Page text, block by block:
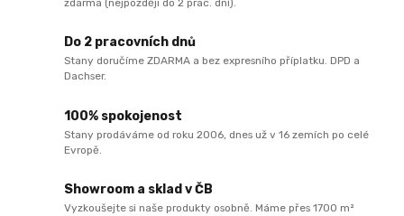
zdarma (nejpozději do 2 prac. dní).
Do 2 pracovních dnů
Stany doručíme ZDARMA a bez expresního příplatku. DPD a
Dachser.
100% spokojenost
Stany prodáváme od roku 2006, dnes už v 16 zemích po celé
Evropě.
Showroom a sklad v ČB
Vyzkoušejte si naše produkty osobně. Máme přes 1700 m²